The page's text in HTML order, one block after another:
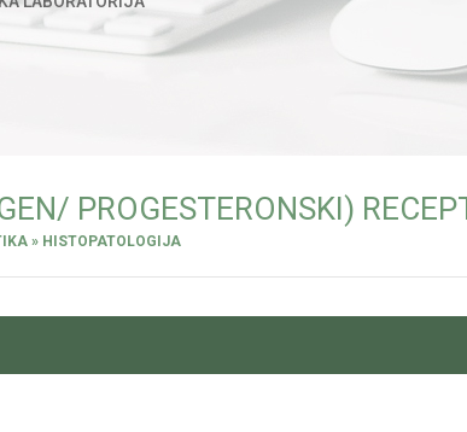
PROGESTERONSKI)
» HISTOPATOLOGIJA